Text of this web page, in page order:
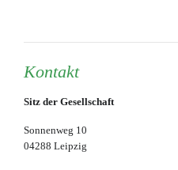
Kontakt
Sitz der Gesellschaft
Sonnenweg 10
04288 Leipzig